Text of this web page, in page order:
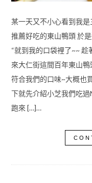
某一天又不小心看到我
推薦好吃的東山鴨頭 於
“就到我的口袋裡了~~
來大仁街這間百年東山
符合我們的口味~大概也
下就先介紹小芝我們吃
跑來 […]…